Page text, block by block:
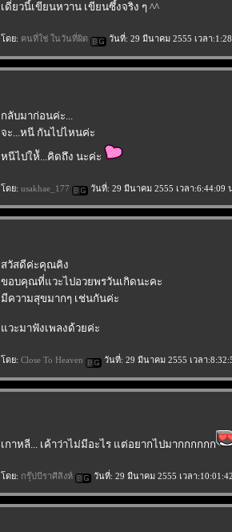
เดี๋ยวนี้เขียนหวาน เขียนซึ้งจริง ๆ ^^
ดย: คนที่ใช่ ในวันที่ผิด วันที่: 29 มีนาคม 2555 เวลา
กลับมาก่อนค่ะ...
จะ...หนี กันไปไหนค่ะ
หนีไปให้ั...คิดถึง นะค่ะ
ดย: usakhae_177 วันที่: 29 มีนาคม 2555 เวลา:6:44:09
สวัสดีค่ะคุณคิง
ขอบคุณที่แวะไปอวยพรวันเกิดนะคะ
มีความสุขมากๆ เช่นกันค่ะ
วะมาฟังเพลงด้วยค่ะ
ดย: Close To Heaven วันที่: 29 มีนาคม 2555 เวลา
เกาหลี... เค้าว่าไม่มีอะไร แต่อยากไปมากกกกกก
ดย: กรุ๊ปบีราศีสิงห์ วันที่: 29 มีนาคม 2555 เวลา